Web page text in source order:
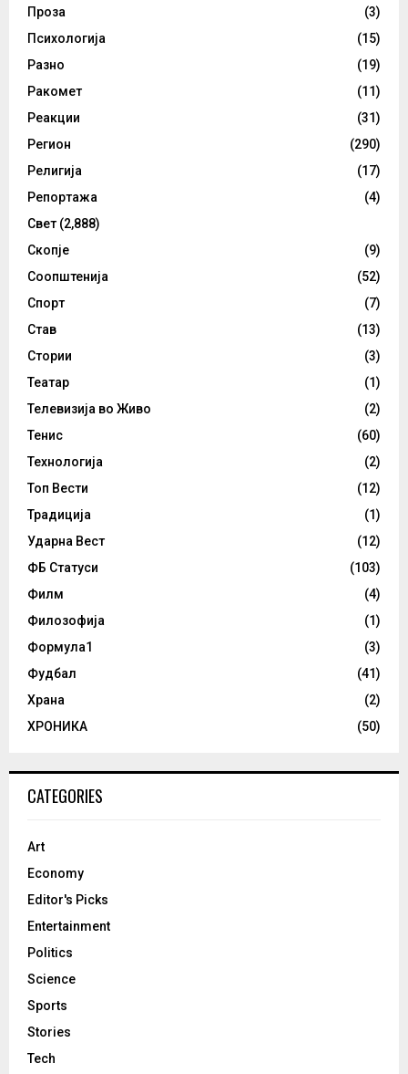
Проза
(3)
Психологија
(15)
Разно
(19)
Ракомет
(11)
Реакции
(31)
Регион
(290)
Религија
(17)
Репортажа
(4)
Свет (2,888)
Скопје
(9)
Соопштенија
(52)
Спорт
(7)
Став
(13)
Стории
(3)
Театар
(1)
Телевизија во Живо
(2)
Тенис
(60)
Технологија
(2)
Топ Вести
(12)
Традиција
(1)
Ударна Вест
(12)
ФБ Статуси
(103)
Филм
(4)
Филозофија
(1)
Формула1
(3)
Фудбал
(41)
Храна
(2)
ХРОНИКА
(50)
CATEGORIES
Art
Economy
Editor's Picks
Entertainment
Politics
Science
Sports
Stories
Tech